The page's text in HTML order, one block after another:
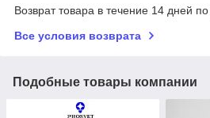
Возврат товара в течение 14 дней
Все условия возврата
Подобные товары компании